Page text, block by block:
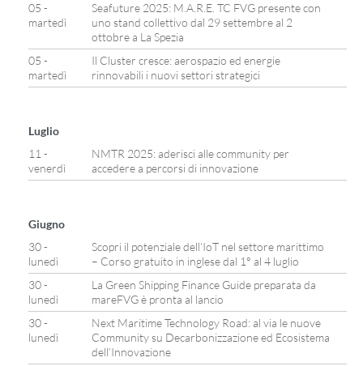
05 -
martedì
Seafuture 2025: M.A.R.E. TC FVG presente con
uno stand collettivo dal 29 settembre al 2
ottobre a La Spezia
05 -
martedì
Il Cluster cresce: aerospazio ed energie
rinnovabili i nuovi settori strategici
Luglio
11 -
venerdì
NMTR 2025: aderisci alle community per
accedere a percorsi di innovazione
Giugno
30 -
lunedì
Scopri il potenziale dell’IoT nel settore marittimo
– Corso gratuito in inglese dal 1° al 4 luglio
30 -
lunedì
La Green Shipping Finance Guide preparata da
mareFVG è pronta al lancio
30 -
lunedì
Next Maritime Technology Road: al via le nuove
Community su Decarbonizzazione ed Ecosistema
dell’Innovazione